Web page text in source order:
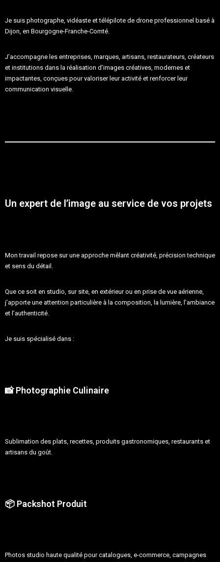
Je suis photographe, vidéaste et télépilote de drone professionnel basé à
Dijon, en Bourgogne-Franche-Comté.
J’accompagne les entreprises, marques, artisans, restaurateurs, créateurs
et institutions dans la réalisation d’images créatives, modernes et
impactantes, conçues pour valoriser leur activité et renforcer leur
communication visuelle.
Un expert de l’image au service de vos projets
Mon travail repose sur une approche mêlant créativité, précision technique
et sens du détail.
Que ce soit en studio, sur site, en extérieur ou en prise de vue aérienne,
j’apporte une attention particulière à la composition, la lumière, l’ambiance
et l’authenticité.
Je suis spécialisé dans :
📸 Photographie Culinaire
Sublimation des plats, recettes, produits gastronomiques, restaurants et
artisans du goût.
📦 Packshot Produit
Photos studio haute qualité pour catalogues, e-commerce, campagnes